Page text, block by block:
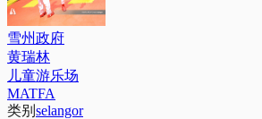
雪州政府
黄瑞林
儿童游乐场
MATFA
类别 selangor